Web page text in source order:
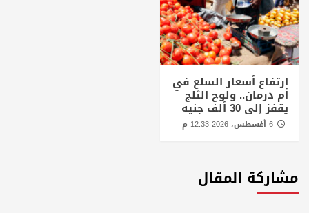
ارتفاع أسعار السلع في
أم درمان.. ولوح الثلج
يقفز إلى 30 ألف جنيه
مشاركة المقال